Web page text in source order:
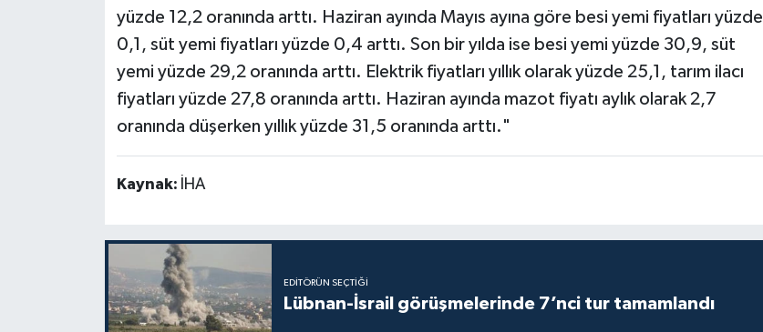
yüzde 12,2 oranında arttı. Haziran ayında Mayıs ayına göre besi yemi fiyatları yüzde
0,1, süt yemi fiyatları yüzde 0,4 arttı. Son bir yılda ise besi yemi yüzde 30,9, süt
yemi yüzde 29,2 oranında arttı. Elektrik fiyatları yıllık olarak yüzde 25,1, tarım ilacı
fiyatları yüzde 27,8 oranında arttı. Haziran ayında mazot fiyatı aylık olarak 2,7
oranında düşerken yıllık yüzde 31,5 oranında arttı."
Kaynak: İHA
EDITÖRÜN SEÇTIĞI
Lübnan-İsrail görüşmelerinde 7’nci tur tamamlandı